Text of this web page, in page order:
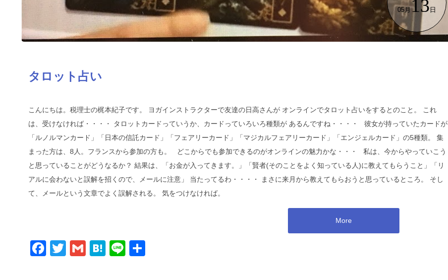
05月13 日
タロット占い
こんにちは。税理士の梶本紀子です。 ヨガインストラクターで友達の日高さんが オンラインでタロット占いをするとのこと。 これ
は、受けなければ・・・・ タロットカードっていうか、カードっていろいろ種類が あるんですね・・・・ 彼女が持っていたカードが
「ルノルマンカード」「日本の信託カード」「フェアリーカード」「マジカルフェアリーカード」「エンジェルカード」の5種類。 集
まった方は、8人。フランスから参加の方も。 どこからでも参加できるのがオンラインの魅力かな・・・ 私は、今からやっていこう
と思っていることがどうなるか？ 結果は、「お金が入ってきます。」「賢者(そのことをよく知っている人)に教えてもらうこと」「リ
アルに会わないと誤解を招くので、メールに注意」 当たってるわ・・・・ まさに来月から教えてもらおうと思っているところ。 そし
て、メールという文章でよく誤解される。 気をつけなければ。
More
Facebook
Twitter
GmailHatena
Line